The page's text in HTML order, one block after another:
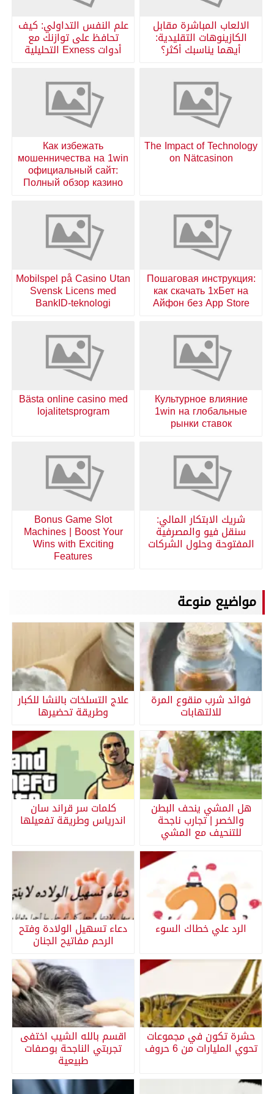
الالعاب المباشرة مقابل
الكازينوهات التقليدية:
أيهما يناسبك أكثر؟
علم النفس التداولي: كيف
تحافظ على توازنك مع
أدوات Exness التحليلية
The Impact of Technology
on Nätcasinon
Как избежать
мошенничества на 1win
официальный сайт:
Полный обзор казино
Пошаговая инструкция:
как скачать 1хБет на
Айфон без App Store
Mobilspel på Casino Utan
Svensk Licens med
BankID-teknologi
Культурное влияние
1win на глобальные
рынки ставок
Bästa online casino med
lojalitetsprogram
شريك الابتكار المالي:
سنقل فيو والمصرفية
المفتوحة وحلول الشركات
Bonus Game Slot
Machines | Boost Your
Wins with Exciting
Features
مواضيع منوعة
فوائد شرب منقوع المرة
للالتهابات
علاج التسلخات بالنشا للكبار
وطريقة تحضيرها
هل المشي ينحف البطن
والخصر | تجارب ناجحة
للتنحيف مع المشي
كلمات سر قراند سان
اندرياس وطريقة تفعيلها
الرد علي خطاك السوء دعاء تسهيل الولادة وفتح
الرحم مفاتيح الجنان
حشرة تكون في مجموعات
تحوي المليارات من 6 حروف
اقسم بالله الشيب اختفى
تجربتي الناجحة بوصفات
طبيعية